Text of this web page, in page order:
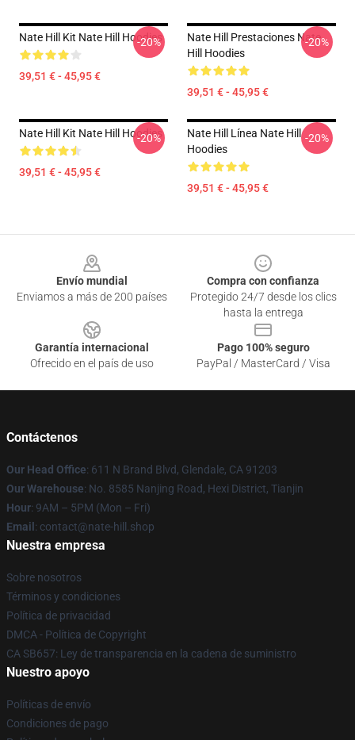
Nate Hill Kit Nate Hill Hoodies
39,51 € - 45,95 €
-20%
Nate Hill Prestaciones Nate
Hill Hoodies
39,51 € - 45,95 €
-20%
Nate Hill Kit Nate Hill Hoodies
39,51 € - 45,95 €
-20%
Nate Hill Línea Nate Hill
Hoodies
39,51 € - 45,95 €
-20%
Envío mundial
Enviamos a más de 200 países
Compra con confianza
Protegido 24/7 desde los clics
hasta la entrega
Garantía internacional
Ofrecido en el país de uso
Pago 100% seguro
PayPal / MasterCard / Visa
Contáctenos
Our Head Office: 611 N Brand Blvd, Glendale, CA 91203
Our Warehouse: No. 8585 Nanjing Road, Hexi District, Tianjin
Hour: 9AM – 5PM (Mon – Fri)
Email : contact@nate-hill.shop
Nuestra empresa
Sobre nosotros
Términos y condiciones
Política de privacidad
DMCA - Política de Copyright
CA SB657: Ley de transparencia en la cadena de suministro
Nuestro apoyo
Políticas de envío
Condiciones de pago